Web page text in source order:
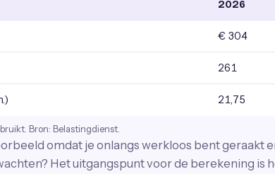
2026
€ 304
261
21,75
Bron: Belastingdienst.
omdat je onlangs werkloos bent geraakt
Het uitgangspunt voor de berekening is